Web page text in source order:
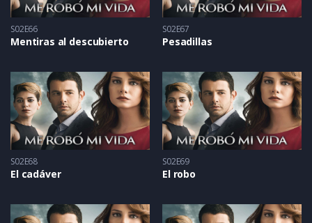
S02E66
Mentiras al descubierto
S02E67
Pesadillas
S02E68
El cadáver
S02E69
El robo